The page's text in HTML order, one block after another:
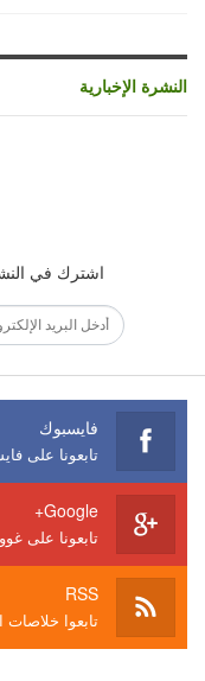
النشرة الإخبارية
اشترك في
فايسبوك
تابعونا على
Google+
تابعونا على
RSS
تابعوا خلاصات